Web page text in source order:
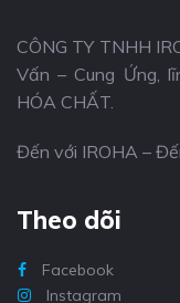
CÔNG TY TNHH
Vấn – Cung Ứng,
HÓA CHẤT.
Đến với IROHA –
Theo dõi
Facebook
Instagram